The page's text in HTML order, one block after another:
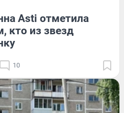
Asti отметила
кто из звезд
10